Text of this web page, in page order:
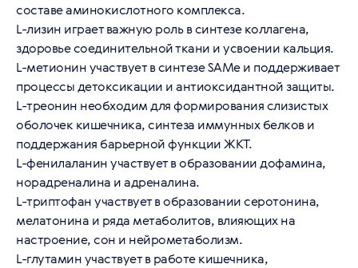
составе аминокислотного комплекса.
L-лизин играет важную роль в синтезе коллагена,
здоровье соединительной ткани и усвоении кальция.
L-метионин участвует в синтезе SAMe и поддерживает
процессы детоксикации и антиоксидантной защиты.
L-треонин необходим для формирования слизистых
оболочек кишечника, синтеза иммунных белков и
поддержания барьерной функции ЖКТ.
L-фенилаланин участвует в образовании дофамина,
норадреналина и адреналина.
L-триптофан участвует в образовании серотонина,
мелатонина и ряда метаболитов, влияющих на
настроение, сон и нейрометаболизм.
L-глутамин участвует в работе кишечника,